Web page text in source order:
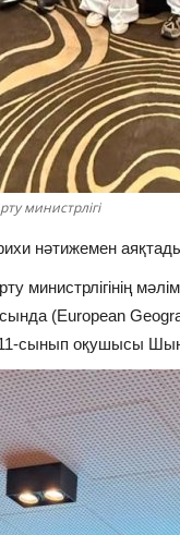
министрлігі
нәтижемен
министрлігінің
(European
11-сынып оқушысы